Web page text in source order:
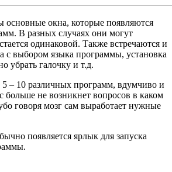
основные окна, которые появляются
В разных случаях они могут
одинаковой. Также встречаются и
с выбором языка программы, установка
убрать галочку и т.д.
– 10 различных программ, вдумчиво и
больше не возникнет вопросов в каком
говоря мозг сам выработает нужные
появляется ярлык для запуска